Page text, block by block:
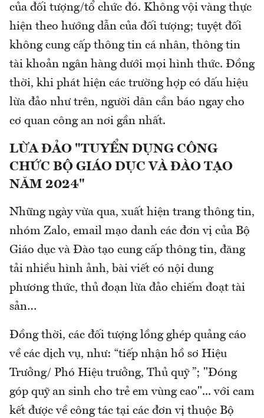
của đối tượng/tổ chức đó. Không vội vàng thực
hiện theo hướng dẫn của đối tượng; tuyệt đối
không cung cấp thông tin cá nhân, thông tin
tài khoản ngân hàng dưới mọi hình thức. Đồng
thời, khi phát hiện các trường hợp có dấu hiệu
lừa đảo như trên, người dân cần báo ngay cho
cơ quan công an nơi gần nhất.
LỪA ĐẢO "TUYỂN DỤNG CÔNG
CHỨC BỘ GIÁO DỤC VÀ ĐÀO TẠO
NĂM 2024"
Những ngày vừa qua, xuất hiện trang thông tin,
nhóm Zalo, email mạo danh các đơn vị của Bộ
Giáo dục và Đào tạo cung cấp thông tin, đăng
tải nhiều hình ảnh, bài viết có nội dung
phương thức, thủ đoạn lừa đảo chiếm đoạt tài
sản…
Đồng thời, các đối tượng lồng ghép quảng cáo
về các dịch vụ, như: “tiếp nhận hồ sơ Hiệu
Trưởng/ Phó Hiệu trưởng, Thủ quỹ ”; "Đóng
góp quỹ an sinh cho trẻ em vùng cao"... với cam
kết được về công tác tại các đơn vị thuộc Bộ